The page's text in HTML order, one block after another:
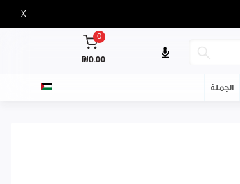
X
0
₪0.00
الجملة